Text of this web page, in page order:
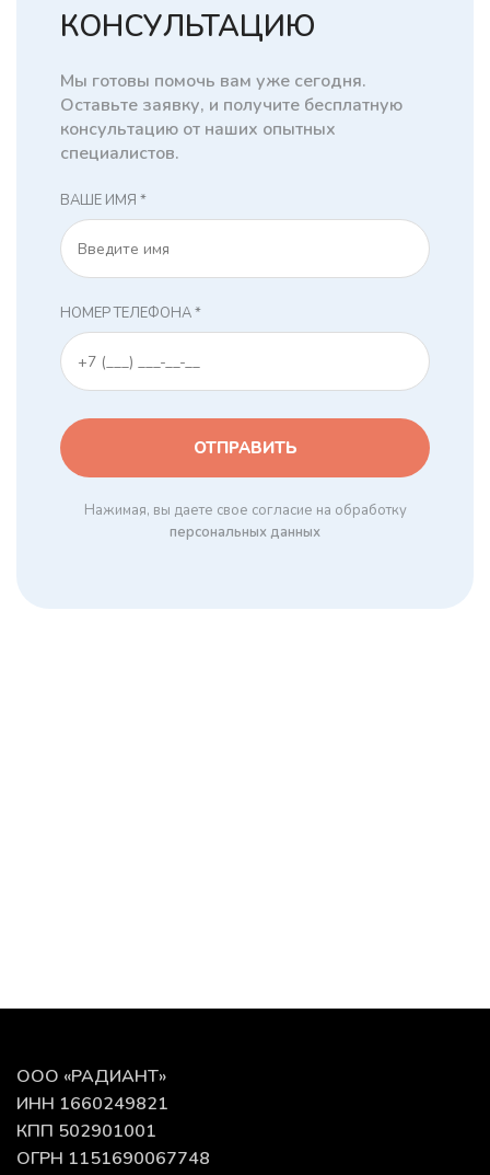
КОНСУЛЬТАЦИЮ
Мы готовы помочь вам уже сегодня.
Оставьте заявку, и получите бесплатную
консультацию от наших опытных
специалистов.
ВАШЕ ИМЯ *
НОМЕР ТЕЛЕФОНА *
Нажимая, вы даете свое согласие на обработку
персональных данных
ООО «РАДИАНТ»
ИНН 1660249821
КПП 502901001
ОГРН 1151690067748